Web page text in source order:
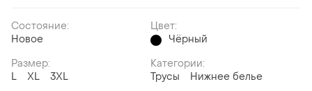
Состояние:
Новое
Цвет:
Чёрный
Размер:
L
XL 3XL
Категории:
Трусы
Нижнее белье